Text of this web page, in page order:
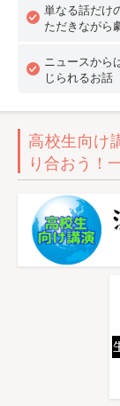
単なる話だけ
ただきながら
ニュースから
じられるお話
高校生向け
り合おう！